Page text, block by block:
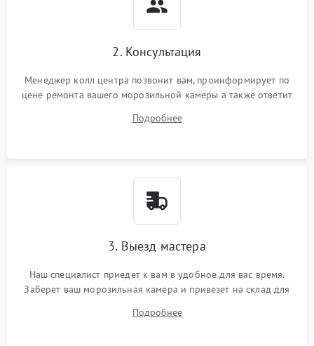
2. Консультация
Менеджер колл центра позвонит вам, проинформирует по
цене ремонта вашего морозильной камеры а также ответит
Подробнее
3. Выезд мастера
Наш специалист приедет к вам в удобное для вас время.
Заберет ваш морозильная камера и привезет на склад для
Подробнее